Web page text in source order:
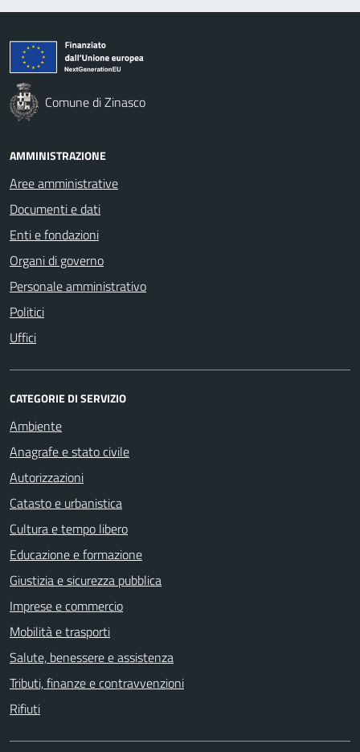
Comune di Zinasco
AMMINISTRAZIONE
Aree amministrative
Documenti e dati
Enti e fondazioni
Organi di governo
Personale amministrativo
Politici
Uffici
CATEGORIE DI SERVIZIO
Ambiente
Anagrafe e stato civile
Autorizzazioni
Catasto e urbanistica
Cultura e tempo libero
Educazione e formazione
Giustizia e sicurezza pubblica
Imprese e commercio
Mobilità e trasporti
Salute, benessere e assistenza
Tributi, finanze e contravvenzioni
Rifiuti